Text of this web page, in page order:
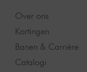
Over ons
Kortingen
Banen & Carrière
Catalogi